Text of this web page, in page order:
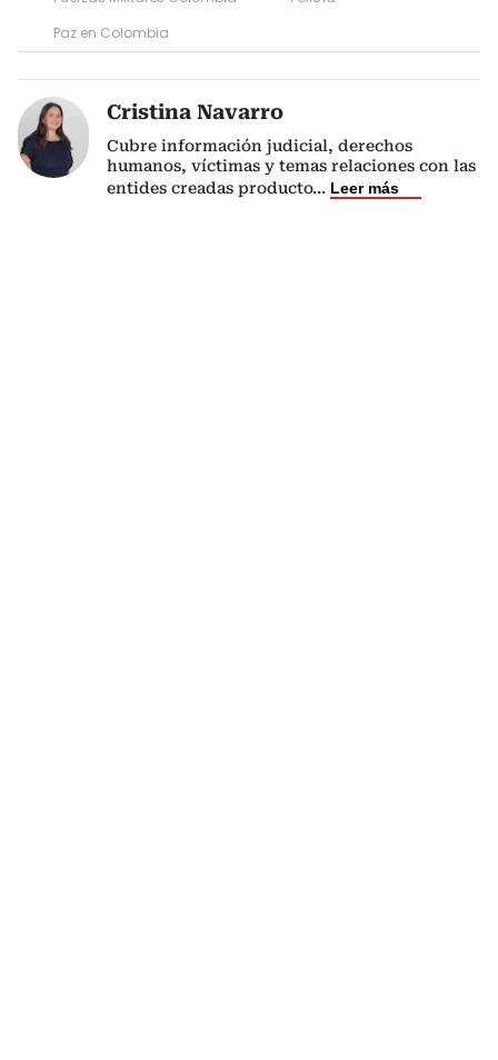
Paz en Colombia
Cristina Navarro
Cubre información judicial, derechos
humanos, víctimas y temas relaciones con las
entides creadas producto... Leer más